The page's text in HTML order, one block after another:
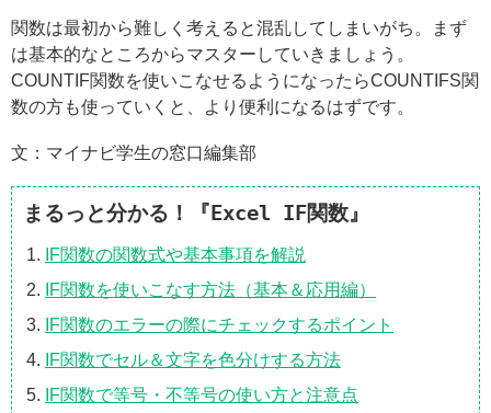
関数は最初から難しく考えると混乱してしまいがち。まず
は基本的なところからマスターしていきましょう。
COUNTIF関数を使いこなせるようになったらCOUNTIFS関
数の方も使っていくと、より便利になるはずです。
文：マイナビ学生の窓口編集部
まるっと分かる！『Excel IF関数』
IF関数の関数式や基本事項を解説
IF関数を使いこなす方法（基本＆応用編）
IF関数のエラーの際にチェックするポイント
IF関数でセル＆文字を色分けする方法
IF関数で等号・不等号の使い方と注意点